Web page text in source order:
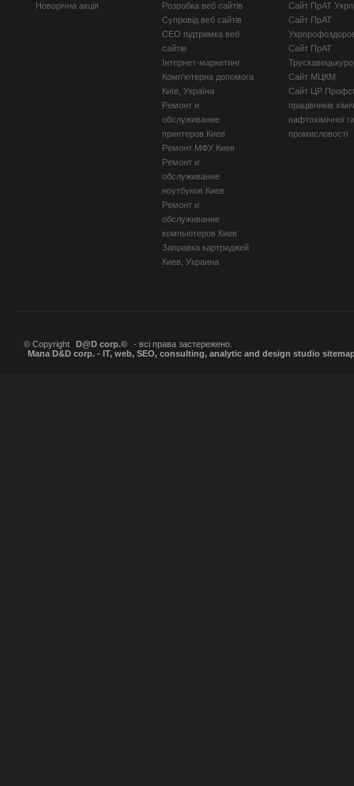
Новорічна акція
Розробка веб сайтів
Супровід веб сайтів
СЕО підтримка веб
сайтів
Інтернет-маркетинг
Комп'ютерна допомога
Київ, Україна
Ремонт и
обслуживание
принтеров Киев
Ремонт МФУ Киев
Ремонт и
обслуживание
ноутбуков Киев
Ремонт и
обслуживание
компьютеров Киев
Заправка картриджей
Киев, Украина
Сайт ПрАТ
Сайт ПрАТ
Сайт ПрАТ
Сайт МЦКМ
Сайт ЦР
працівників
нафтохімічної
промисловості
© Copyright D@D corp.©
- всі права застережено.
Мапа D&D corp. - IT, web, SEO, consulting, analytic and design studio